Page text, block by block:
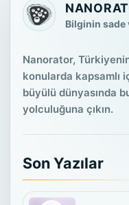
Bilginin sade
Nanorator,
konularda kapsamlı
büyülü dünyasında
yolculuğuna çıkın.
Son Yazılar